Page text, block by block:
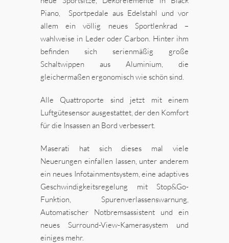
Piano, Sportpedale aus Edelstahl und vor
allem ein völlig neues Sportlenkrad –
wahlweise in Leder oder Carbon. Hinter ihm
befinden sich serienmäßig große
Schaltwippen aus Aluminium, die
gleichermaßen ergonomisch wie schön sind.
Alle Quattroporte sind jetzt mit einem
Luftgütesensor ausgestattet, der den Komfort
für die Insassen an Bord verbessert.
Maserati hat sich dieses mal viele
Neuerungen einfallen lassen, unter anderem
ein neues Infotainmentsystem, eine adaptives
Geschwindigkeitsregelung mit Stop&Go-
Funktion, Spurenverlassenswarnung,
Automatischer Notbremsassistent und ein
neues Surround-View-Kamerasystem und
einiges mehr.